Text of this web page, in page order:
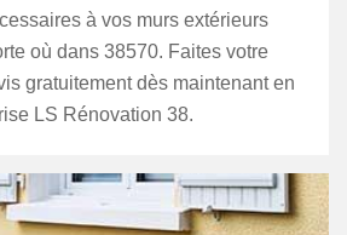
à vos murs extérieurs
où dans 38570. Faites votre
gratuitement dès maintenant en
LS Rénovation 38.